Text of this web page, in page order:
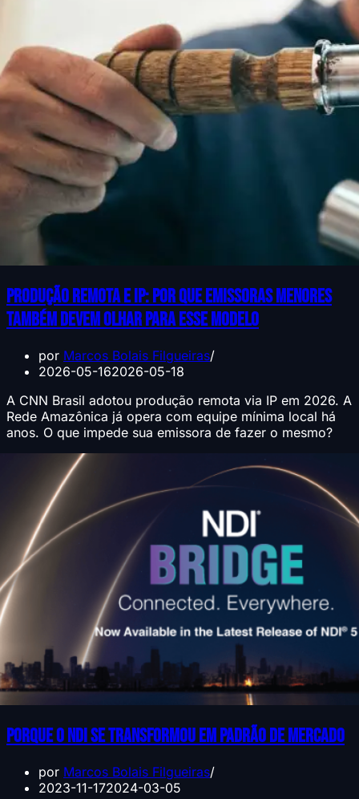
Produção remota e IP: por que emissoras menores
também devem olhar para esse modelo
por Marcos Bolais Filgueiras
2026-05-162026-05-18
A CNN Brasil adotou produção remota via IP em 2026. A
Rede Amazônica já opera com equipe mínima local há
anos. O que impede sua emissora de fazer o mesmo?
Porque o NDI se transformou em padrão de mercado
por Marcos Bolais Filgueiras
2023-11-172024-03-05